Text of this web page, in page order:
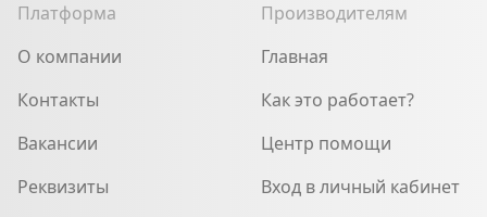
Платформа
О компании
Контакты
Вакансии
Реквизиты
Производителям
Главная
Как это работает?
Центр помощи
Вход в личный кабинет